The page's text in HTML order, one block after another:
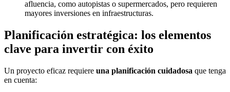
afluencia, como autopistas o supermercados, pero requieren
mayores inversiones en infraestructuras.
Planificación estratégica: los elementos
clave para invertir con éxito
Un proyecto eficaz requiere una planificación cuidadosa que tenga
en cuenta: